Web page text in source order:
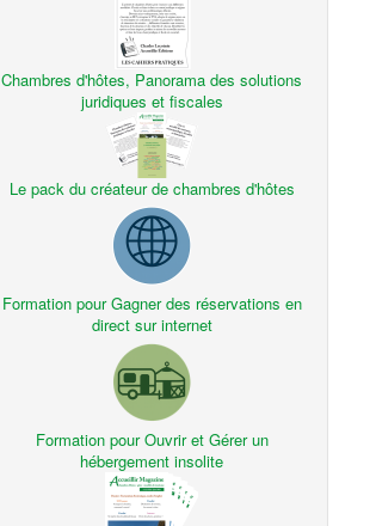
Chambres d'hôtes, Panorama des solutions
juridiques et fiscales
Le pack du créateur de chambres d'hôtes
Formation pour Gagner des réservations en
direct sur internet
Formation pour Ouvrir et Gérer un
hébergement insolite